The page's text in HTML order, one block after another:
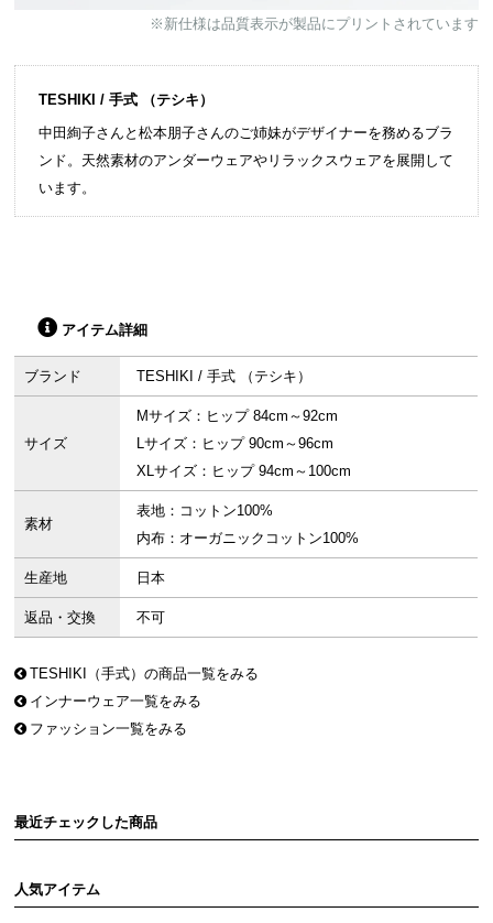
※新仕様は品質表示が製品にプリントされています
TESHIKI / 手式 （テシキ）
中田絢子さんと松本朋子さんのご姉妹がデザイナーを務めるブラ
ンド。天然素材のアンダーウェアやリラックスウェアを展開して
います。
アイテム詳細
ブランド TESHIKI / 手式 （テシキ）
サイズ
Mサイズ：ヒップ 84cm～92cm
Lサイズ：ヒップ 90cm～96cm
XLサイズ：ヒップ 94cm～100cm
素材
表地：コットン100%
内布：オーガニックコットン100%
生産地 日本
返品・交換 不可
TESHIKI（手式）の商品一覧をみる
インナーウェア一覧をみる
ファッション一覧をみる
最近チェックした商品
人気アイテム